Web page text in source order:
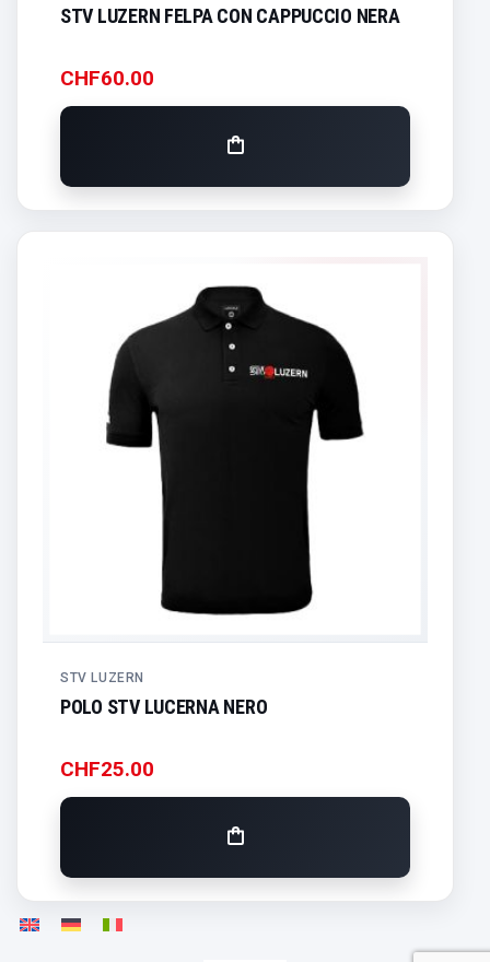
STV LUZERN FELPA CON CAPPUCCIO NERA
CHF60.00
STV LUZERN
POLO STV LUCERNA NERO
CHF25.00